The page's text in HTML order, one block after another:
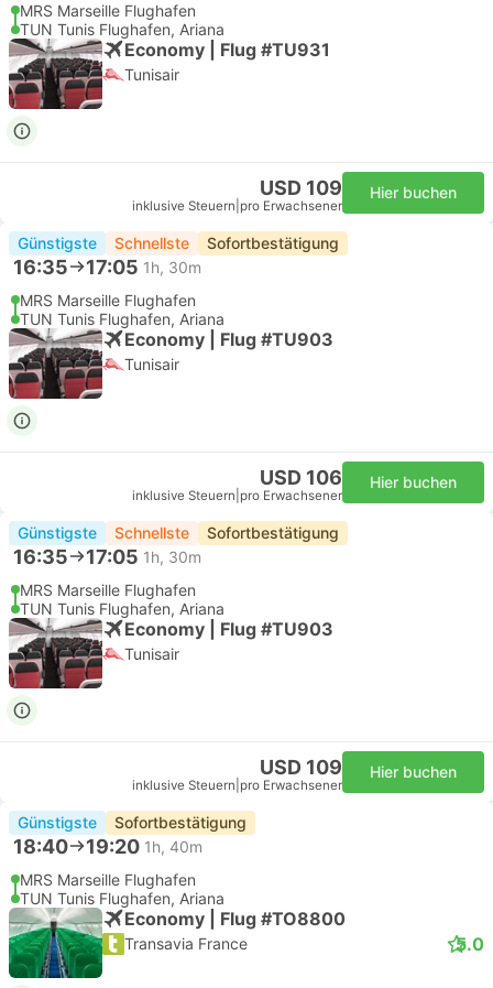
MRS Marseille Flughafen
TUN Tunis Flughafen, Ariana
Economy | Flug #TU931
Tunisair
USD 109
inklusive Steuern pro Erwachsener
Hier buchen
Günstigste Schnellste Sofortbestätigung
16:35 17:05 1h, 30m
MRS Marseille Flughafen
TUN Tunis Flughafen, Ariana
Economy | Flug #TU903
Tunisair
USD 106
inklusive Steuern pro Erwachsener
Hier buchen
Günstigste Schnellste Sofortbestätigung
16:35 17:05 1h, 30m
MRS Marseille Flughafen
TUN Tunis Flughafen, Ariana
Economy | Flug #TU903
Tunisair
USD 109
inklusive Steuern pro Erwachsener
Hier buchen
Günstigste Sofortbestätigung
18:40 19:20 1h, 40m
MRS Marseille Flughafen
TUN Tunis Flughafen, Ariana
Economy | Flug #TO8800
Transavia France 5.0